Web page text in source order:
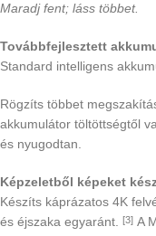
Maradj fent; láss többet.
Továbbfejlesztett
Standard intelligens
Rögzíts többet
akkumulátor töltöttségtől
és nyugodtan.
Képzeletből képeket
Készíts káprázatos 4K
és éjszaka egyaránt.
[3] A